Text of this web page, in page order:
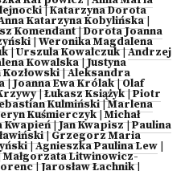
|Katarzyna Dorota
Katarzyna Kobylińska|
Komendant|Dorota Joanna
|Weronika Magdalena
|Urszula Kowalczuk|Andrzej
Kowalska|Justyna
Kozłowski|Aleksandra
|Joanna Ewa Królak|Olaf
|Łukasz Książyk|Piotr
Kulmiński|Marlena
Kuśmierczyk|Michał
Kwapień|Jan Kwapisz|Paulina
|Grzegorz Maria
|Agnieszka Paulina Lew
Małgorzata Litwinowicz-
|Jarosław Łachnik|